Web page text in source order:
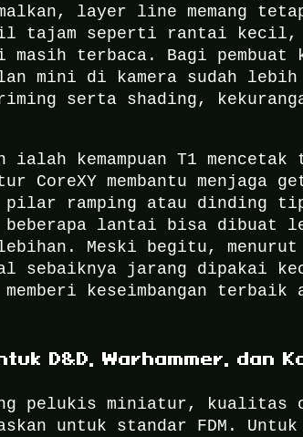
layer line memang
tajam seperti rantai
terbaca. Bagi pembuat
mini di kamera sudah
serta shading,
kemampuan T1
CoreXY membantu menjaga
pilar ramping atau dinding
beberapa lantai bisa dibuat
Meski begitu, menurut
sebaiknya jarang dipakai
memberi keseimbangan
D&D, Warhammer, dan
pelukis miniatur, kualitas
untuk standar FDM.